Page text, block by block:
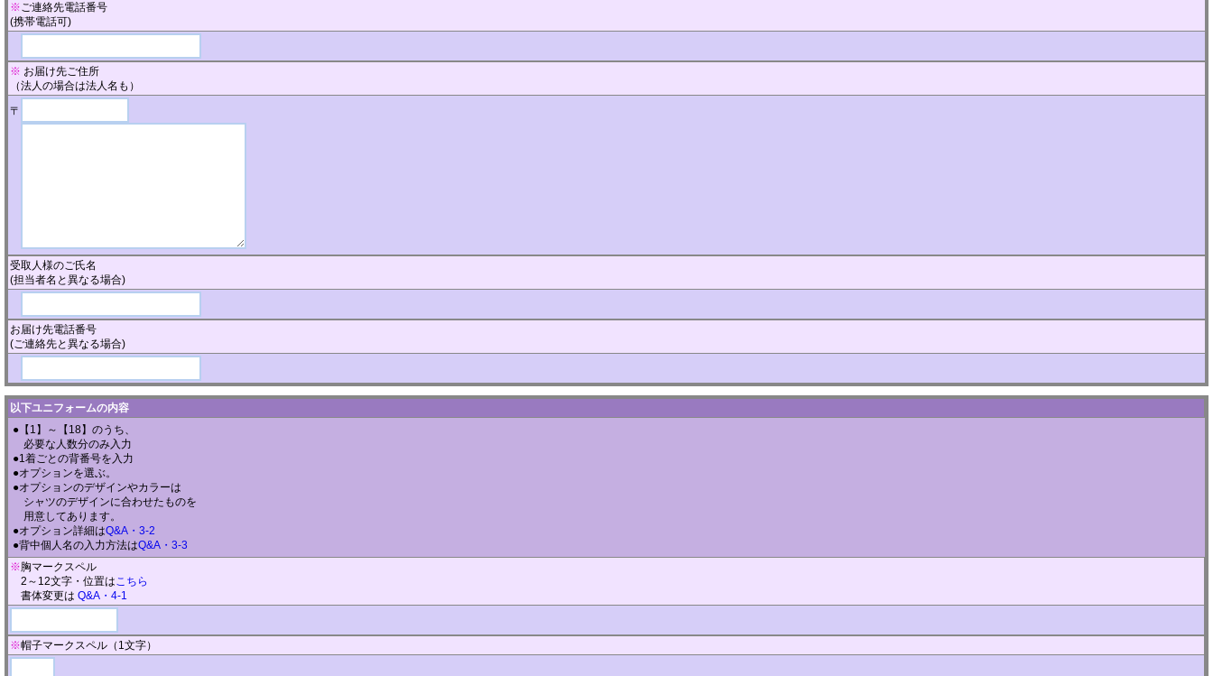
※ご連絡先電話番号
(携帯電話可)
※ お届け先ご住所
（法人の場合は法人名も）
〒
受取人様のご氏名
(担当者名と異なる場合)
お届け先電話番号
(ご連絡先と異なる場合)
以下ユニフォームの内容
●【1】～【18】のうち、
必要な人数分のみ入力
●1着ごとの背番号を入力
●オプションを選ぶ。
●オプションのデザインやカラーは
シャツのデザインに合わせたものを
用意してあります。
●オプション詳細はQ&A・3-2
●背中個人名の入力方法はQ&A・3-3
※ 胸マークスペル
2～12文字・位置はこちら
書体変更は Q&A・4-1
※帽子マークスペル（1文字）